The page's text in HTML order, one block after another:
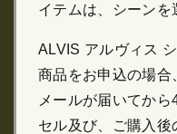
イテムは、シーンを
ALVIS アルヴィス
商品をお申込の場合
メールが届いてか
セル及び、ご購入